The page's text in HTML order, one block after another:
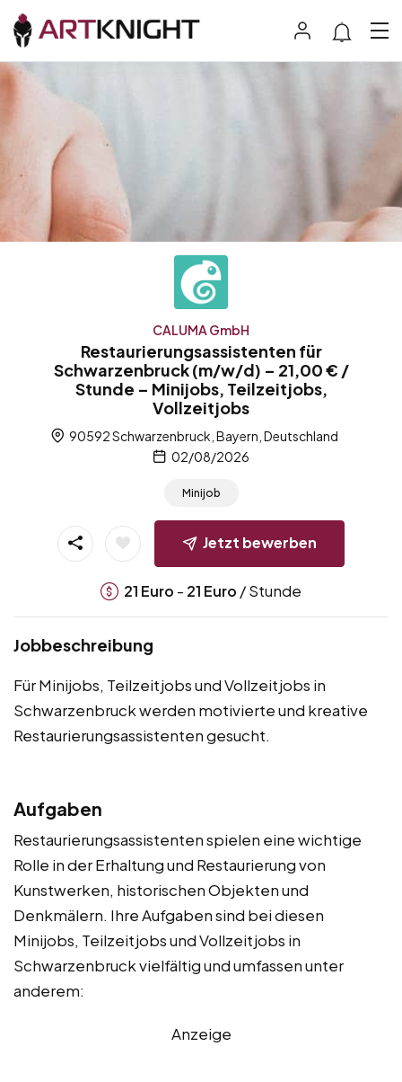
CALUMA GmbH
Restaurierungsassistenten für
Schwarzenbruck (m/w/d) – 21,00 € /
Stunde – Minijobs, Teilzeitjobs,
Vollzeitjobs
90592 Schwarzenbruck, Bayern, Deutschland
02/08/2026
Minijob
Jetzt bewerben
21 Euro - 21 Euro / Stunde
Jobbeschreibung
Für Minijobs, Teilzeitjobs und Vollzeitjobs in
Schwarzenbruck werden motivierte und kreative
Restaurierungsassistenten gesucht.
Aufgaben
Restaurierungsassistenten spielen eine wichtige
Rolle in der Erhaltung und Restaurierung von
Kunstwerken, historischen Objekten und
Denkmälern. Ihre Aufgaben sind bei diesen
Minijobs, Teilzeitjobs und Vollzeitjobs in
Schwarzenbruck vielfältig und umfassen unter
anderem:
Anzeige